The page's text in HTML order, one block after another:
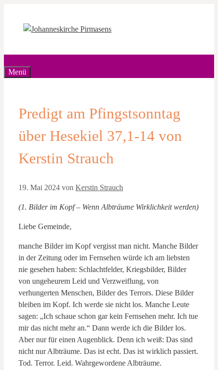
springen
Menü
Predigt am Pfingstsonntag
über Hesekiel 37,1-14 von
Kerstin Strauch
19. Mai 2024 von Kerstin Strauch
(1. Bilder im Kopf – Wenn Albträume Wirklichkeit werden)
Liebe Gemeinde,
manche Bilder im Kopf vergisst man nicht. Manche Bilder
in der Zeitung oder im Fernsehen würde ich am liebsten
nie gesehen haben: Schlachtfelder, Kriegsbilder, Bilder
von ungeheurem Leid und Verzweiflung, von
verhungerten Menschen, Bilder des Terrors. Diese Bilder
bleiben im Kopf. Ich werde sie nicht los. Manche Leute
sagen: „Ich schaue schon gar kein Fernsehen mehr. Ich tue
mir das nicht mehr an.“ Dann werde ich die Bilder los.
Aber nur für einen Augenblick. Denn ich weiß: Das sind
nicht nur Albträume. Das ist echt. Das ist wirklich passiert.
Tod. Terror. Leid. Wahrgewordene Albträume.